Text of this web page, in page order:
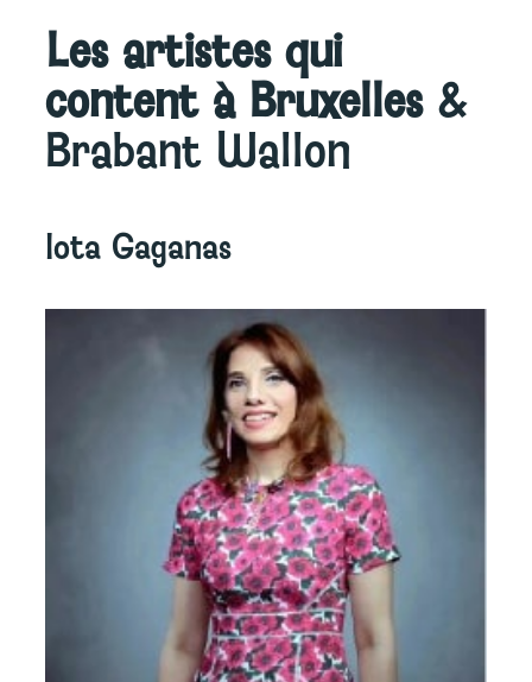
Les artistes qui
content à Bruxelles&
Brabant Wallon
Iota Gaganas